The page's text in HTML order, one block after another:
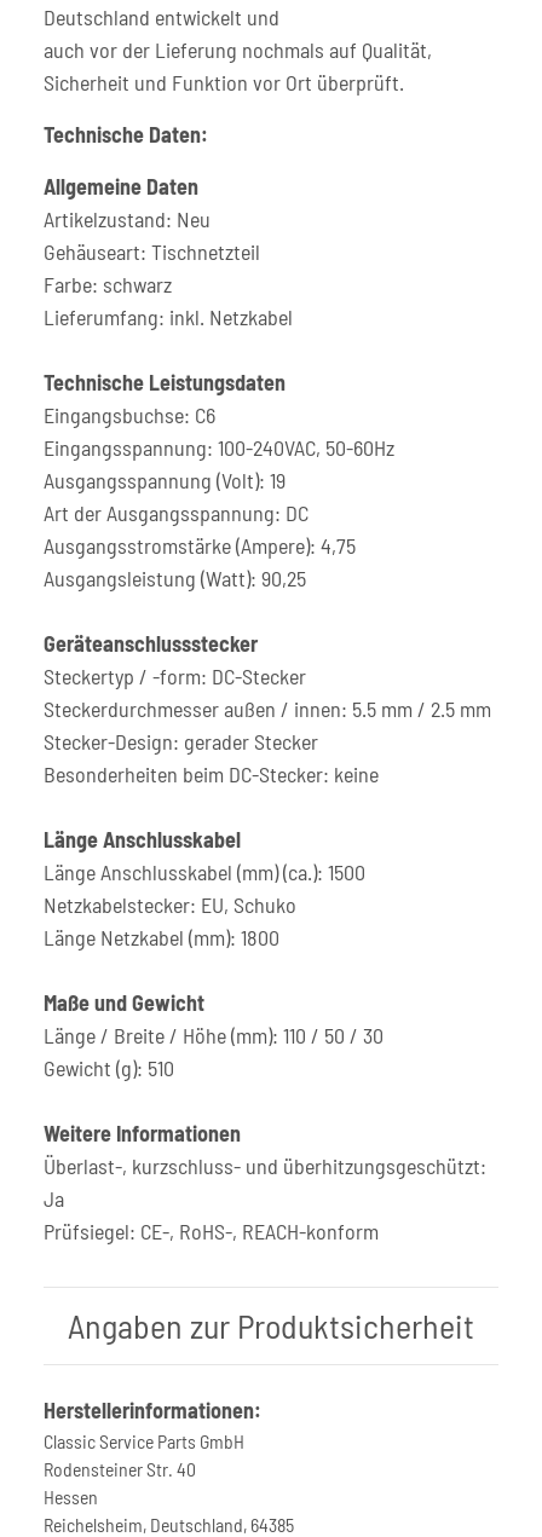
Deutschland entwickelt und
auch vor der Lieferung nochmals auf Qualität,
Sicherheit und Funktion vor Ort überprüft.
Technische Daten:
Allgemeine Daten
Artikelzustand: Neu
Gehäuseart: Tischnetzteil
Farbe: schwarz
Lieferumfang: inkl. Netzkabel
Technische Leistungsdaten
Eingangsbuchse: C6
Eingangsspannung: 100-240VAC, 50-60Hz
Ausgangsspannung (Volt): 19
Art der Ausgangsspannung: DC
Ausgangsstromstärke (Ampere): 4,75
Ausgangsleistung (Watt): 90,25
Geräteanschlussstecker
Steckertyp / -form: DC-Stecker
Steckerdurchmesser außen / innen: 5.5 mm / 2.5 mm
Stecker-Design: gerader Stecker
Besonderheiten beim DC-Stecker: keine
Länge Anschlusskabel
Länge Anschlusskabel (mm) (ca.): 1500
Netzkabelstecker: EU, Schuko
Länge Netzkabel (mm): 1800
Maße und Gewicht
Länge / Breite / Höhe (mm): 110 / 50 / 30
Gewicht (g): 510
Weitere Informationen
Überlast-, kurzschluss- und überhitzungsgeschützt:
Ja
Prüfsiegel: CE-, RoHS-, REACH-konform
Angaben zur Produktsicherheit
Herstellerinformationen:
Classic Service Parts GmbH
Rodensteiner Str. 40
Hessen
Reichelsheim, Deutschland, 64385